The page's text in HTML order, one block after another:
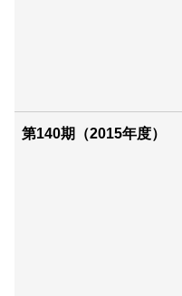
第140期（2015年度）